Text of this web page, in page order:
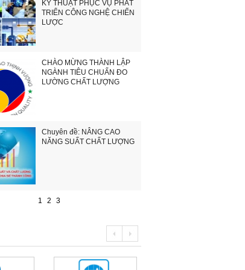
KỸ THUẬT PHỤC VỤ PHÁT
TRIỂN CÔNG NGHỆ CHIẾN
LƯỢC
CHÀO MỪNG THÀNH LẬP
NGÀNH TIÊU CHUẨN ĐO
LƯỜNG CHẤT LƯỢNG
Chuyên đề: NÂNG CAO
NĂNG SUẤT CHẤT LƯỢNG
1 2 3